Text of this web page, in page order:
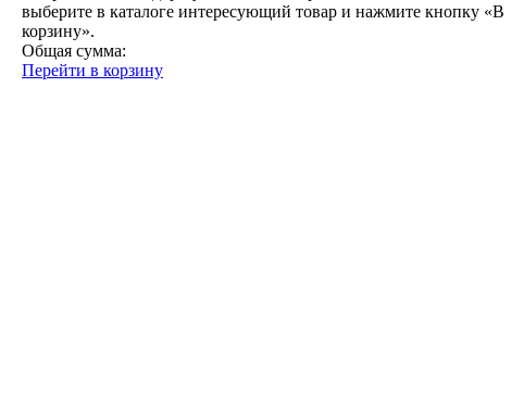
выберите в каталоге интересующий товар и нажмите кнопку «В
корзину».
Общая сумма:
Перейти в корзину